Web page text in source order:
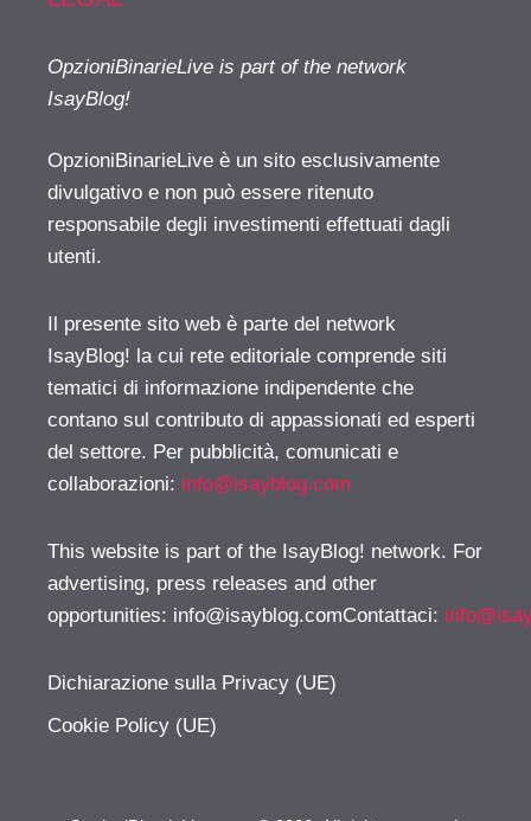
OpzioniBinarieLive is part of the network
IsayBlog!
OpzioniBinarieLive è un sito esclusivamente
divulgativo e non può essere ritenuto
responsabile degli investimenti effettuati dagli
utenti.
Il presente sito web è parte del network
IsayBlog! la cui rete editoriale comprende siti
tematici di informazione indipendente che
contano sul contributo di appassionati ed esperti
del settore. Per pubblicità, comunicati e
collaborazioni: info@isayblog.com
This website is part of the IsayBlog! network. For
advertising, press releases and other
opportunities: info@isayblog.comContattaci:
Dichiarazione sulla Privacy (UE)
Cookie Policy (UE)